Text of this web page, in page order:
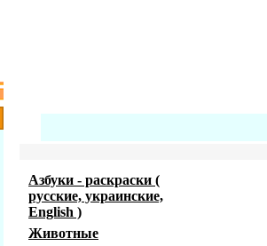
Азбуки - раскраски (
русские, украинские,
English )
Животные